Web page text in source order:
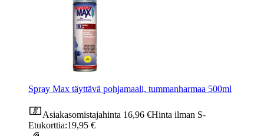
Spray Max täyttävä pohjamaali, tummanharmaa 500ml
Asiakasomistajahinta 16,96 €Hinta ilman S-
Etukorttia:19,95 €